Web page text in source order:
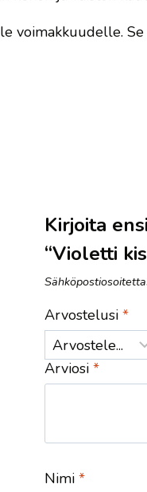
Se
Kirjoita
“Violetti
Arvostelusi*
Arviosi*
Nimi*